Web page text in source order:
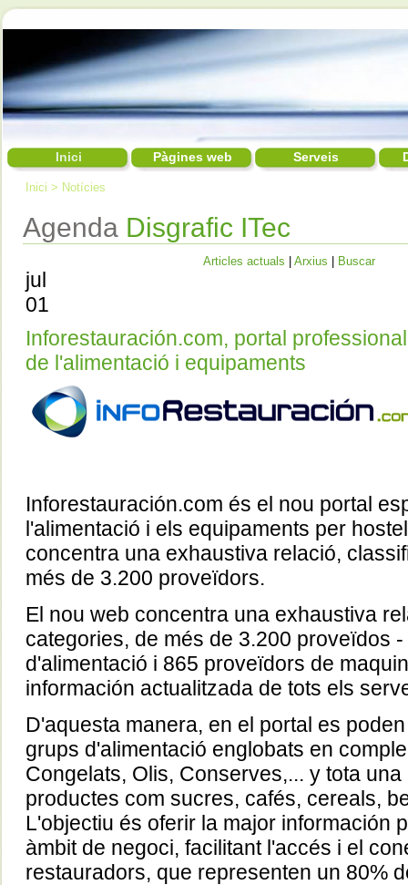
Inici Pàgines web Serveis
Inici > Notícies
Agenda Disgrafic ITec
Articles actuals Arxius Buscar
jul
01
Inforestauración.com, portal
de l'alimentació i equipaments
Inforestauración.com és el nou portal
l'alimentació i els equipaments per
concentra una exhaustiva relació,
més de 3.200 proveïdors.
El nou web concentra una exhaustiva
categories, de més de 3.200 proveïdos
d'alimentació i 865 proveïdors de
información actualitzada de tots els
D'aquesta manera, en el portal es
grups d'alimentació englobats en
Congelats, Olis, Conserves,... y tota
productes com sucres, cafés, cereals,
L'objectiu és oferir la major información
àmbit de negoci, facilitant l'accés i el
restauradors, que representen un 80%